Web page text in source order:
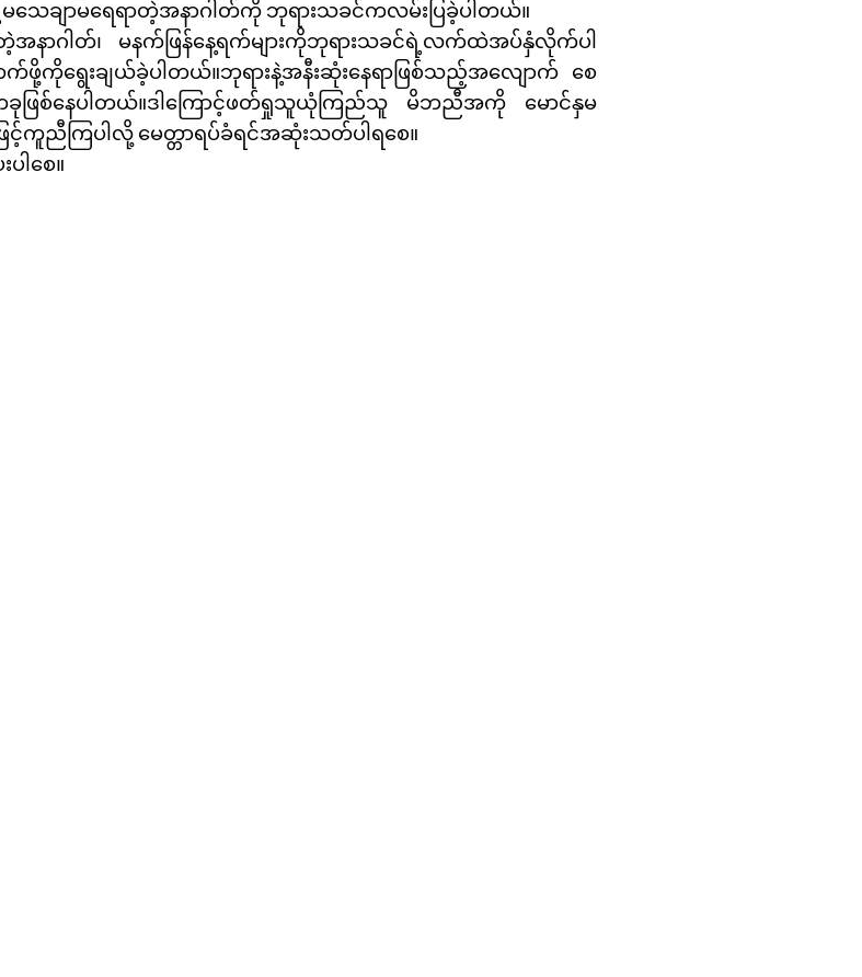
မသေချာမရေရာတဲ့အနာဂါတ်ကို ဘုရားသခင်ကလမ်းပြခဲ့ပါတယ်။
ာဂါတ်၊ မနက်ဖြန်နေ့ရက်များကိုဘုရားသခင်ရဲ့လက်ထဲအပ်နှံလိုက်ပါ
က်ဖို့ကိုရွေးချယ်ခဲ့ပါတယ်။ဘုရားနဲ့အနီးဆုံးနေရာဖြစ်သည့်အလျောက် စေ
ြစ်နေပါတယ်။ဒါကြောင့်ဖတ်ရှုသူယုံကြည်သူ မိဘညီအကို မောင်နှမ
င့်ကူညီကြပါလို့ မေတ္တာရပ်ခံရင်အဆုံးသတ်ပါရစေ။
ါစေ။